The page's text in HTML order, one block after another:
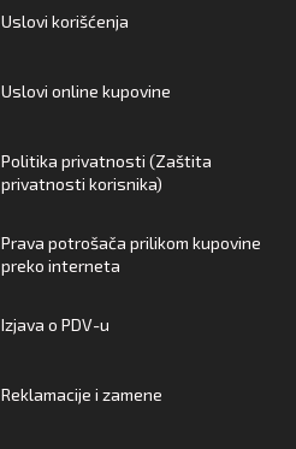
Uslovi korišćenja
Uslovi online kupovine
Politika privatnosti (Zaštita
privatnosti korisnika)
Prava potrošača prilikom kupovine
preko interneta
Izjava o PDV-u
Reklamacije i zamene